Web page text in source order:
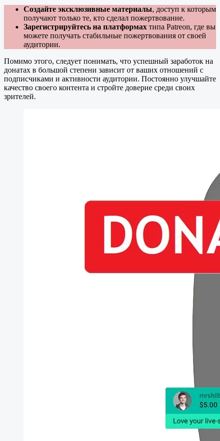
Создайте эксклюзивные материалы, доступ к которым
получают только те, кто сделал пожертвование.
Зарегистрируйтесь на платформах типа Patreon, где вы
можете получать стабильные пожертвования от своей
аудитории.
Помимо этого, следует понимать, что успешный заработок на
донатах в большой степени зависит от ваших отношений с
подписчиками и активности аудитории. Постоянно улучшайте
качество своего контента и стройте доверие среди своих
зрителей.